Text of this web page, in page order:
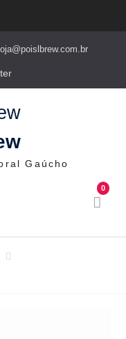
Gaúcho
0